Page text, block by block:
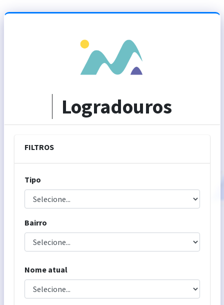
Logradouros
FILTROS
Tipo
Bairro
Nome atual